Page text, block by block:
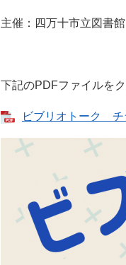
主催：四万十市立図書館
下記のPDFファイルを
ビブリオトーク チ